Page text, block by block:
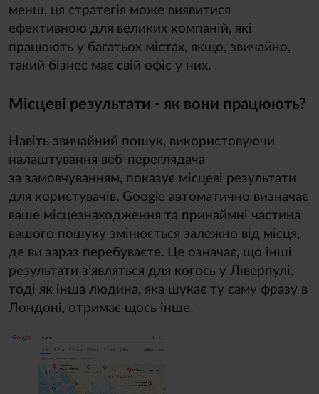
менш, ця стратегія може виявитися
ефективною для великих компаній, які
працюють у багатьох містах, якщо, звичайно,
такий бізнес має свій офіс у них.
Місцеві результати - як вони працюють?
Навіть звичайний пошук, використовуючи
налаштування веб-переглядача
за замовчуванням, показує місцеві результати
для користувачів. Google автоматично визначає
ваше місцезнаходження та принаймні частина
вашого пошуку змінюється залежно від місця,
де ви зараз перебуваєте. Це означає, що інші
результати з’являться для когось у Ліверпулі,
тоді як інша людина, яка шукає ту саму фразу в
Лондоні, отримає щось інше.